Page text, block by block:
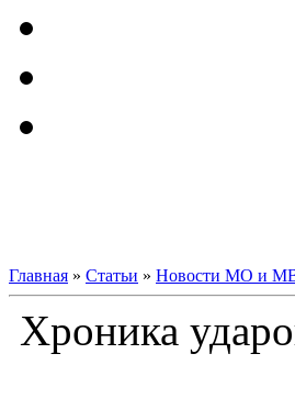
Главная » Статьи » Новости МО и
Хроника